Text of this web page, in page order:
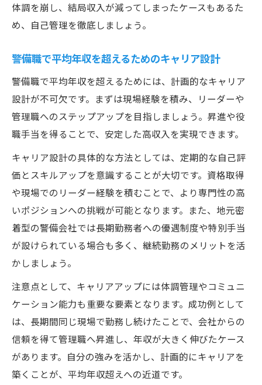
体調を崩し、結局収入が減ってしまったケースもあるた
め、自己管理を徹底しましょう。
警備職で平均年収を超えるためのキャリア設計
警備職で平均年収を超えるためには、計画的なキャリア
設計が不可欠です。まずは現場経験を積み、リーダーや
管理職へのステップアップを目指しましょう。昇進や役
職手当を得ることで、安定した高収入を実現できます。
キャリア設計の具体的な方法としては、定期的な自己評
価とスキルアップを意識することが大切です。資格取得
や現場でのリーダー経験を積むことで、より専門性の高
いポジションへの挑戦が可能となります。また、地元密
着型の警備会社では長期勤務者への優遇制度や特別手当
が設けられている場合も多く、継続勤務のメリットを活
かしましょう。
注意点として、キャリアアップには体調管理やコミュニ
ケーション能力も重要な要素となります。成功例として
は、長期間同じ現場で勤務し続けたことで、会社からの
信頼を得て管理職へ昇進し、年収が大きく伸びたケース
があります。自分の強みを活かし、計画的にキャリアを
築くことが、平均年収超えへの近道です。